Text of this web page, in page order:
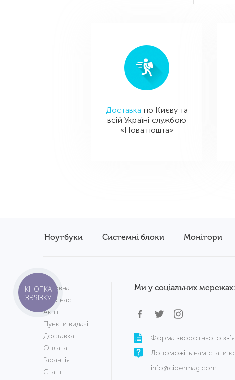
Доставка по Києву та
всій Україні службою
«Нова пошта»
Ноутбуки Системні блоки Монітори
Головна
Про нас
Акції
Пункти видачі
Доставка
Оплата
Гарантія
Статті
Ми у соціальних мережах:
Форма зворотнього
Допоможіть нам стати
info@cibermag.com
КНОПКА
ЗВ'ЯЗКУ